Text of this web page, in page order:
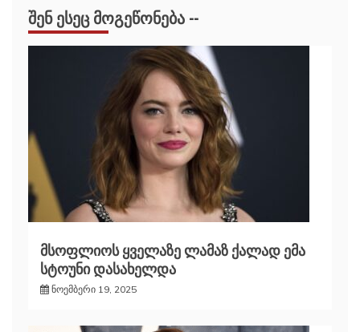
ᲨᲔᲜ ᲔᲡᲔᲪ ᲛᲝᲒᲔᲬᲝᲜᲔᲑᲐ --
მსოფლიოს ყველაზე ლამაზ ქალად ემა
სტოუნი დასახელდა
ნოემბერი 19, 2025